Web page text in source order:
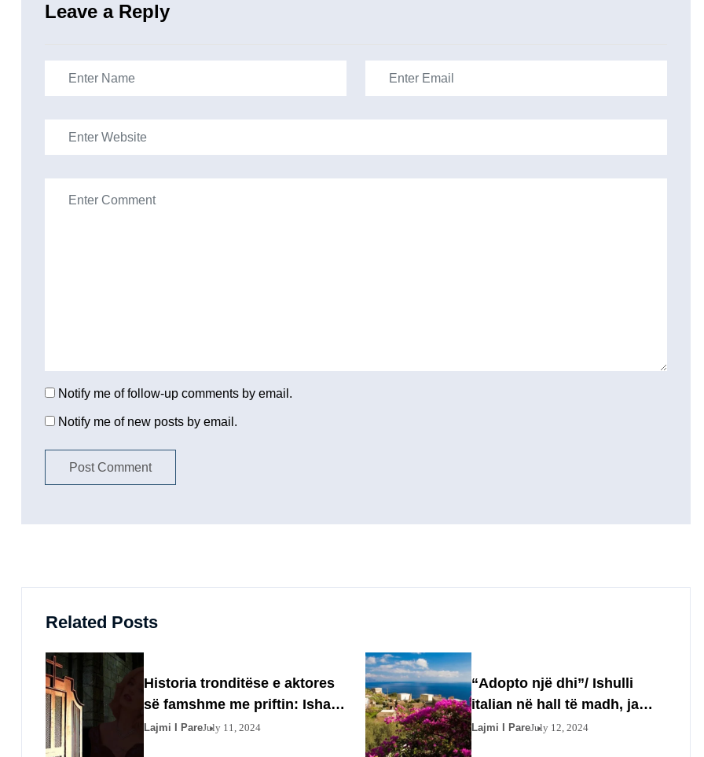
Leave a Reply
Notify me of follow-up comments by email.
Notify me of new posts by email.
Related Posts
Historia tronditëse e aktores
së famshme me priftin: Isha
10 vjeç, shkova të rrëfehesha
Lajmi I PareJuly 11, 2024
“Adopto një dhi”/ Ishulli
italian në hall të madh, ja
cfare ka ndodhur
Lajmi I PareJuly 12, 2024